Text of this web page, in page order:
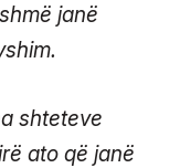
janë
shteteve
ato që janë